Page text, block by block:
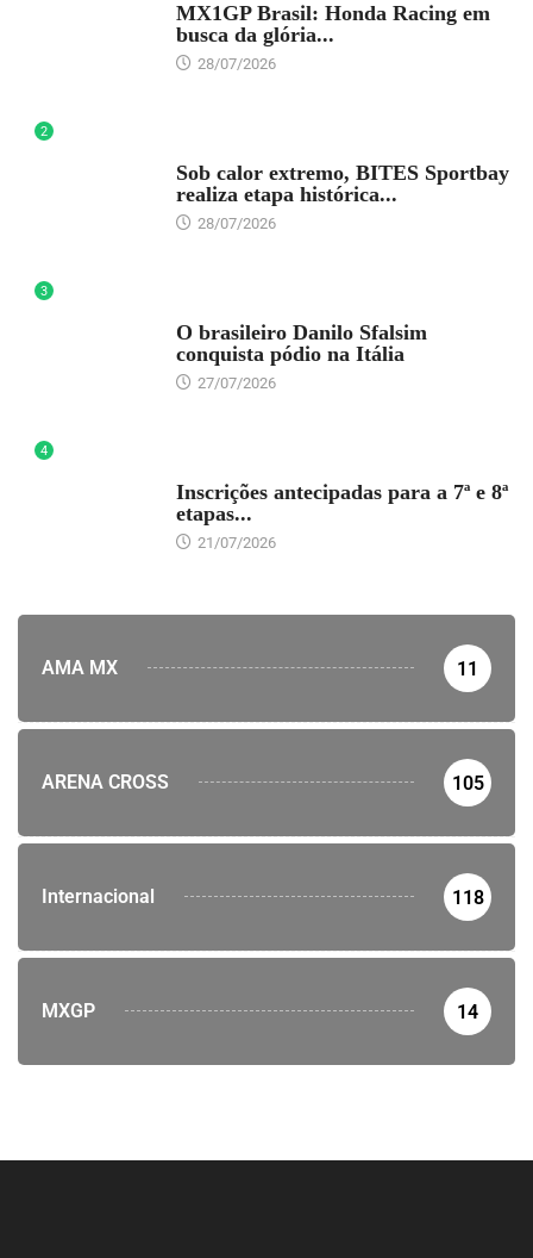
MX1GP Brasil: Honda Racing em
busca da glória...
28/07/2026
2
Sob calor extremo, BITES Sportbay
realiza etapa histórica...
28/07/2026
3
O brasileiro Danilo Sfalsim
conquista pódio na Itália
27/07/2026
4
Inscrições antecipadas para a 7ª e 8ª
etapas...
21/07/2026
AMA MX 11
ARENA CROSS 105
Internacional 118
MXGP 14